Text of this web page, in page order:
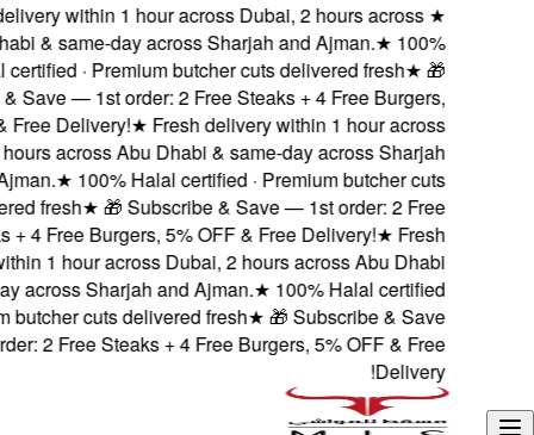
Fresh delivery within
Abu Dhabi & same-
Halal certified ·
Subscribe & Save — 1st
5% OFF & Free
Dubai, 2 hours across
and Ajman.
delivered fresh
Steaks + 4 Free
delivery within 1 hour
& same-day across
· Premium butcher
— 1st order: 2 Free